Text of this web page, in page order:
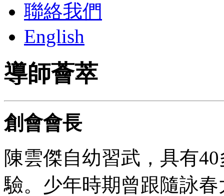
聯絡我們
English
導師薈萃
創會會長
陳雲傑自幼習武，具有
驗。少年時期曾跟隨詠